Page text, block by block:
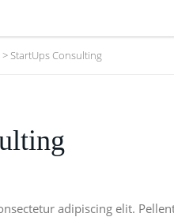
>StartUps Consulting
adipiscing elit.